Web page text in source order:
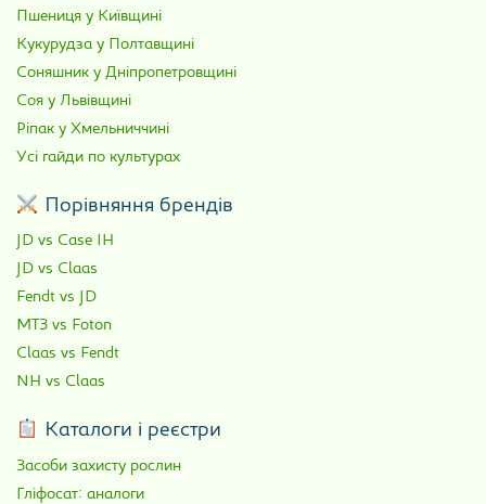
Пшениця у Київщині
Кукурудза у Полтавщині
Соняшник у Дніпропетровщині
Соя у Львівщині
Ріпак у Хмельниччині
Усі гайди по культурах
Порівняння брендів
JD vs Case IH
JD vs Claas
Fendt vs JD
МТЗ vs Foton
Claas vs Fendt
NH vs Claas
Каталоги і реєстри
Засоби захисту рослин
Гліфосат: аналоги